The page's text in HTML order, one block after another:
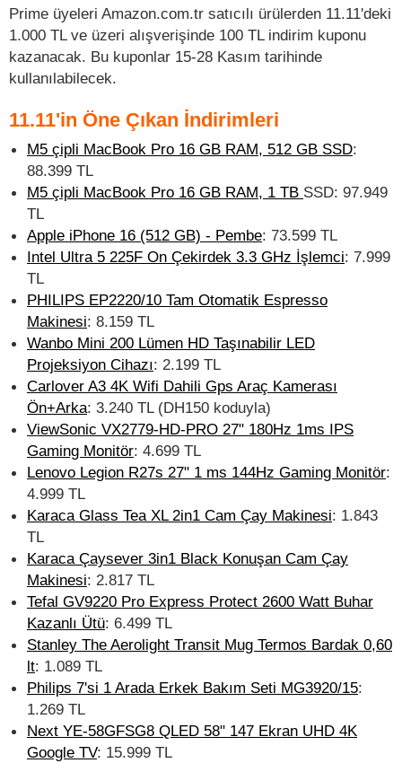
Prime üyeleri Amazon.com.tr satıcılı ürülerden 11.11'deki
1.000 TL ve üzeri alışverişinde 100 TL indirim kuponu
kazanacak. Bu kuponlar 15-28 Kasım tarihinde
kullanılabilecek.
11.11'in Öne Çıkan İndirimleri
M5 çipli MacBook Pro 16 GB RAM, 512 GB SSD:
88.399 TL
M5 çipli MacBook Pro 16 GB RAM, 1 TB SSD: 97.949
TL
Apple iPhone 16 (512 GB) - Pembe: 73.599 TL
Intel Ultra 5 225F On Çekirdek 3.3 GHz İşlemci: 7.999
TL
PHILIPS EP2220/10 Tam Otomatik Espresso
Makinesi: 8.159 TL
Wanbo Mini 200 Lümen HD Taşınabilir LED
Projeksiyon Cihazı: 2.199 TL
Carlover A3 4K Wifi Dahili Gps Araç Kamerası
Ön+Arka: 3.240 TL (DH150 koduyla)
ViewSonic VX2779-HD-PRO 27" 180Hz 1ms IPS
Gaming Monitör: 4.699 TL
Lenovo Legion R27s 27" 1 ms 144Hz Gaming Monitör:
4.999 TL
Karaca Glass Tea XL 2in1 Cam Çay Makinesi: 1.843
TL
Karaca Çaysever 3in1 Black Konuşan Cam Çay
Makinesi: 2.817 TL
Tefal GV9220 Pro Express Protect 2600 Watt Buhar
Kazanlı Ütü: 6.499 TL
Stanley The Aerolight Transit Mug Termos Bardak 0,60
lt: 1.089 TL
Philips 7'si 1 Arada Erkek Bakım Seti MG3920/15:
1.269 TL
Next YE-58GFSG8 QLED 58" 147 Ekran UHD 4K
Google TV: 15.999 TL